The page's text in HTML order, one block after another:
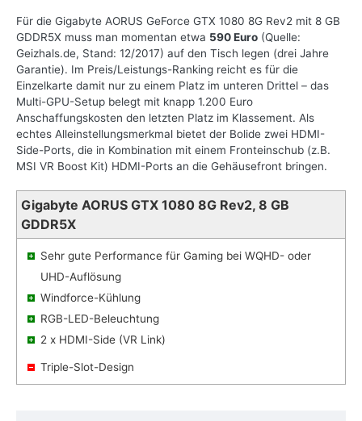
Für die Gigabyte AORUS GeForce GTX 1080 8G Rev2 mit 8 GB
GDDR5X muss man momentan etwa 590 Euro (Quelle:
Geizhals.de, Stand: 12/2017) auf den Tisch legen (drei Jahre
Garantie). Im Preis/Leistungs-Ranking reicht es für die
Einzelkarte damit nur zu einem Platz im unteren Drittel – das
Multi-GPU-Setup belegt mit knapp 1.200 Euro
Anschaffungskosten den letzten Platz im Klassement. Als
echtes Alleinstellungsmerkmal bietet der Bolide zwei HDMI-
Side-Ports, die in Kombination mit einem Fronteinschub (z.B.
MSI VR Boost Kit) HDMI-Ports an die Gehäusefront bringen.
Gigabyte AORUS GTX 1080 8G Rev2, 8 GB
GDDR5X
Sehr gute Performance für Gaming bei WQHD- oder
UHD-Auflösung
Windforce-Kühlung
RGB-LED-Beleuchtung
2 x HDMI-Side (VR Link)
Triple-Slot-Design